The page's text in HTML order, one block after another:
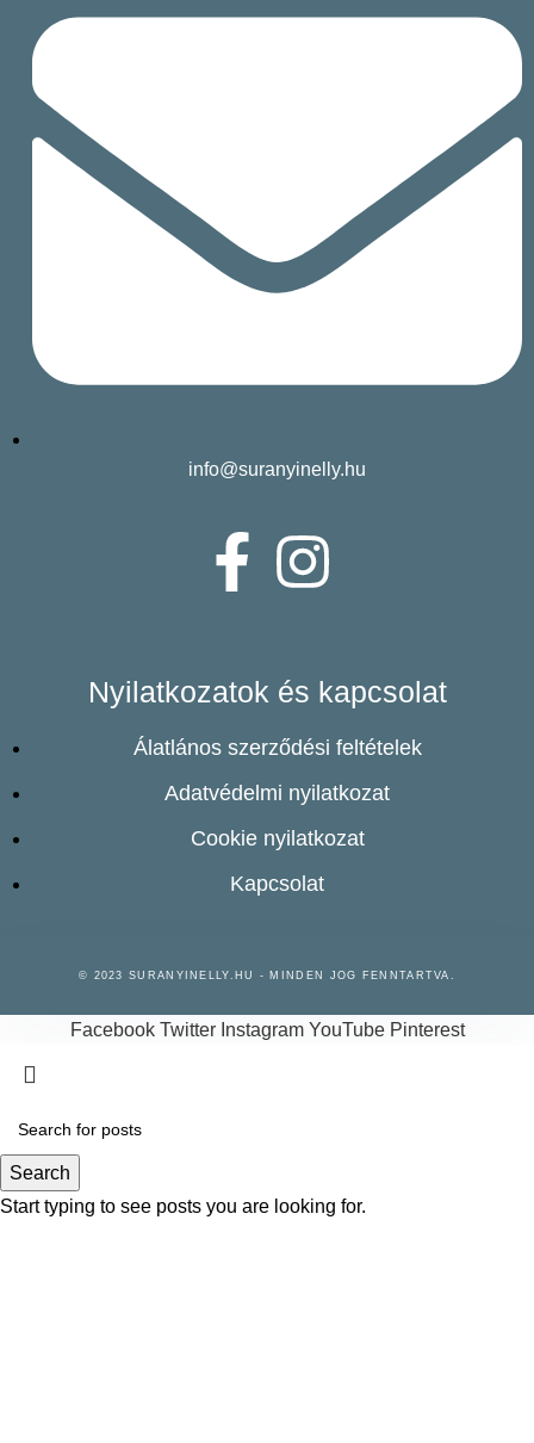
info@suranyinelly.hu
Nyilatkozatok és kapcsolat
Álatlános szerződési feltételek
Adatvédelmi nyilatkozat
Cookie nyilatkozat
Kapcsolat
© 2023 SURANYINELLY.HU - MINDEN JOG FENNTARTVA.
Facebook Twitter Instagram YouTube Pinterest
Search
Start typing to see posts you are looking for.